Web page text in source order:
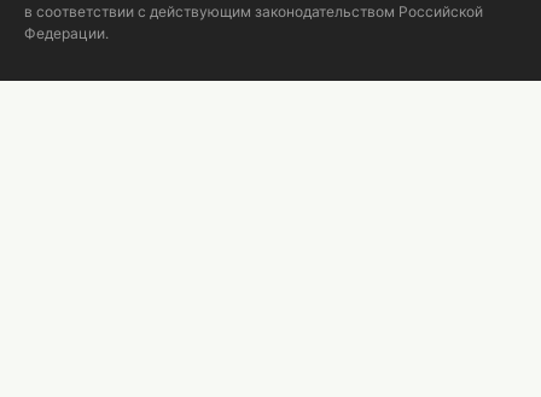
в соответствии с действующим законодательством Российской
Федерации.